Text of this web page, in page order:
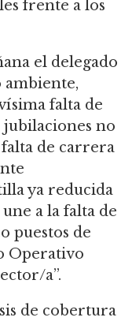
frente a los
el delegado
ambiente,
falta de
jubilaciones no
de carrera
ya reducida
une a la falta de
puestos de
Operativo
a”.
de cobertura